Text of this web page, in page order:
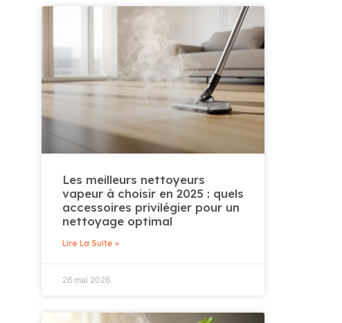
Les meilleurs nettoyeurs
vapeur à choisir en 2025 : quels
accessoires privilégier pour un
nettoyage optimal
Lire La Suite »
26 mai 2026